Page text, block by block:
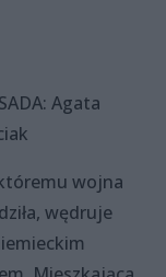
Agata
któremu wojna
wędruje